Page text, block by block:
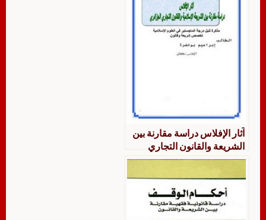
آثار الإفلاس دراسة مقارنة بين
الشريعة والقانون التجاري
الجزائري